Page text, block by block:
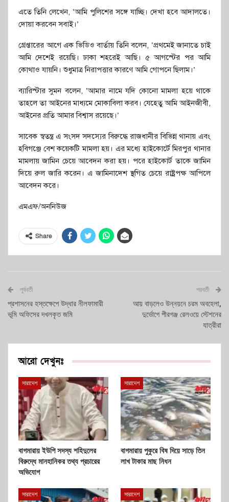
এতে তিনি লেখেন, ‘আমি পুলিশের সঙ্গে যাচ্ছি। দেখা হবে আদালতে।
দোয়া করবেন সবাই।’
গ্রেপ্তারের আগে এক ভিডিও বার্তায় তিনি বলেন, ‘প্রথমেই জানাতে চাই
আমি দেশেই রয়েছি। ঢাকা শহরেই আছি। ৫ আগস্টের পর আমি
কোথাও যায়নি। শুধুমাত্র নিরাপত্তার কারণে আমি গোপনে ছিলাম।’
ব্যারিস্টার সুমন বলেন, ‘আমার নামে যদি কোনো মামলা হয়ে থাকে
তাহলে তা আইনের মাধ্যমে মোকাবিলা করব। যেহেতু আমি আইনজীবী,
আইনের প্রতি আমার বিশ্বাস রয়েছে।’
সাবেক স্বতন্ত্র এ সংসদ সদস্যের বিরুদ্ধে রাজধানীর বিভিন্ন থানায় এবং
হবিগঞ্জে বেশ কয়েকটি মামলা হয়। এর মধ্যে হাইকোর্টে মিরপুর থানার
মামলায় জামিন চেয়ে আবেদন করা হয়। পরে হাইকোর্ট তাকে জামিন
দিয়ে রুল জারি করেন। এ জামিনাদেশ স্থগিত চেয়ে রাষ্ট্রপক্ষ আপিলে
আবেদন করে।
এমএফ/অননিউজ
Share
পূর্ববর্তী
প্রশাসনের হস্তক্ষেপে উদ্ধার নীলফামারী
ভূমি অফিসের দখলকৃত জমি
পরবর্তী
আয় বাড়লেও উন্নয়নে চরম অবহেলা,
দুর্ভোগে পীরগঞ্জ রেলওয়ে স্টেশনের
যাত্রীরা
আরো দেখুনঃ
সারাদেশ
বাগমারায় ইউপি সদস্য শহিদুলের
বিরুদ্ধে মানহানিকর তথ্য প্রচারের
অভিযোগ
সারাদেশ
বাগমারায় পুকুরে বিষ দিয়ে সাড়ে তিন
লাখ টাকার মাছ নিধন
সারাদেশ সারাদেশ